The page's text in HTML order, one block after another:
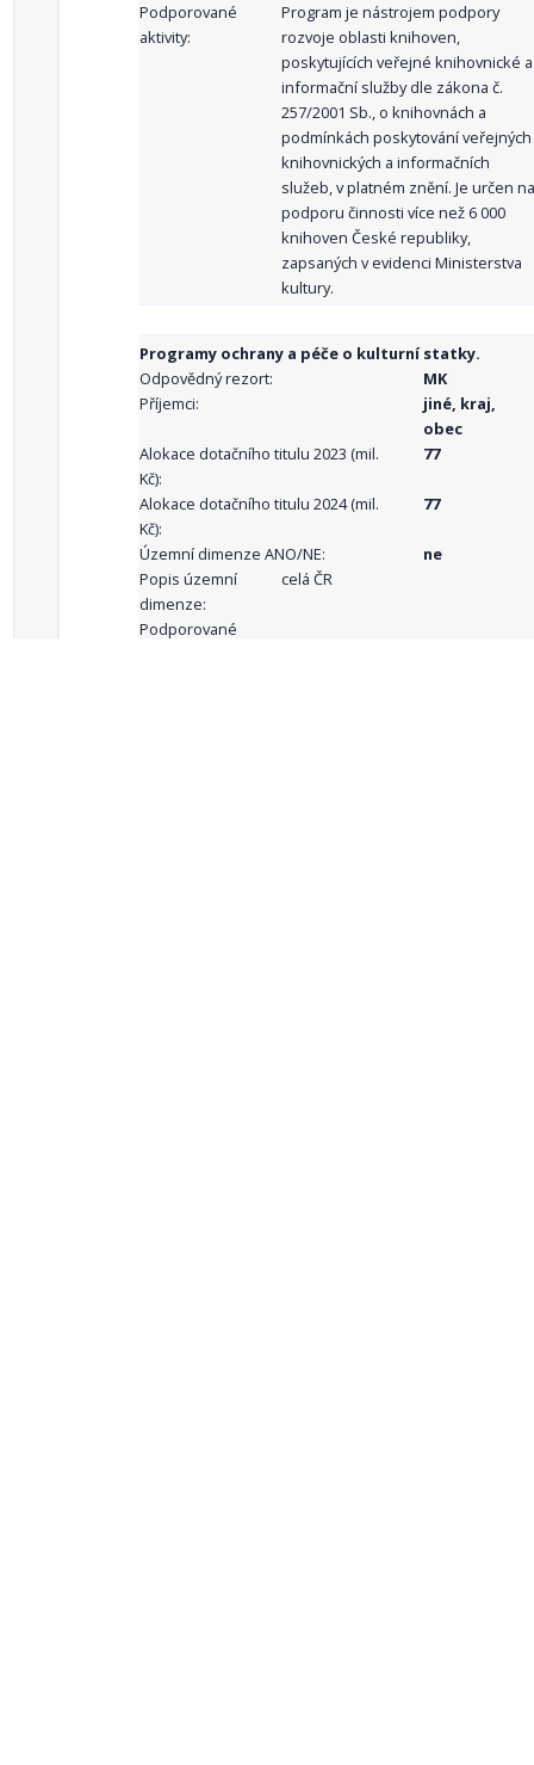
Podporované
aktivity:
Program je nástrojem podpory
rozvoje oblasti knihoven,
poskytujících veřejné knihovnické a
informační služby dle zákona č.
257/2001 Sb., o knihovnách a
podmínkách poskytování veřejných
knihovnických a informačních
služeb, v platném znění. Je určen na
podporu činnosti více než 6 000
knihoven České republiky,
zapsaných v evidenci Ministerstva
kultury.
Programy ochrany a péče o kulturní statky.
Odpovědný rezort:
MK
Příjemci:
jiné, kraj,
obec
Alokace dotačního titulu 2023 (mil.
Kč):
77
Alokace dotačního titulu 2024 (mil.
Kč):
77
Územní dimenze ANO/NE:
ne
Popis územní
dimenze:
celá ČR
Podporované